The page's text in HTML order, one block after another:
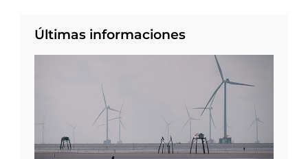
Últimas informaciones